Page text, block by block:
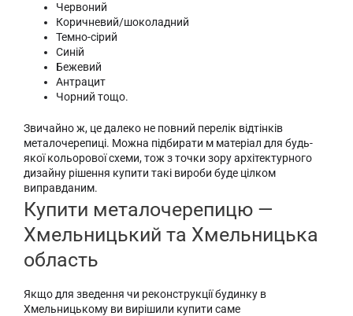
Червоний
Коричневий/шоколадний
Темно-сірий
Синій
Бежевий
Антрацит
Чорний тощо.
Звичайно ж, це далеко не повний перелік відтінків
металочерепиці. Можна підбирати м матеріал для будь-
якої кольорової схеми, тож з точки зору архітектурного
дизайну рішення купити такі вироби буде цілком
виправданим.
Купити металочерепицю —
Хмельницький та Хмельницька
область
Якщо для зведення чи реконструкції будинку в
Хмельницькому ви вирішили купити саме